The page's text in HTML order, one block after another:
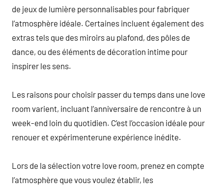
de jeux de lumière personnalisables pour fabriquer
l’atmosphère idéale. Certaines incluent également des
extras tels que des miroirs au plafond, des pôles de
dance, ou des éléments de décoration intime pour
inspirer les sens.
Les raisons pour choisir passer du temps dans une love
room varient, incluant l’anniversaire de rencontre à un
week-end loin du quotidien. C’est l’occasion idéale pour
renouer et expérimenterune expérience inédite.
Lors de la sélection votre love room, prenez en compte
l’atmosphère que vous voulez établir, les